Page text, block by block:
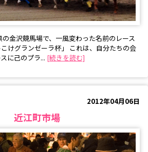
金沢競馬場で、一風変わった名前のレース
けグランゼーラ杯」 これは、自分たちの会
に己のプラ... [続きを読む]
2012年04月06日
近江町市場